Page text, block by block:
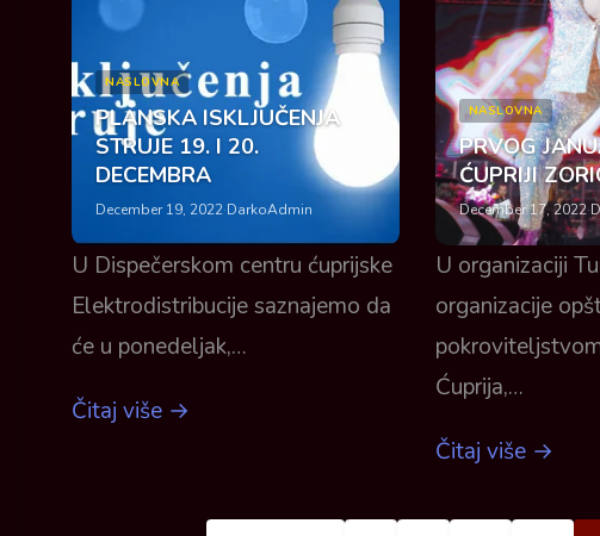
NASLOVNA
PLANSKA ISKLJUČENJA
STRUJE 19. I 20.
DECEMBRA
December 19, 2022·DarkoAdmin
U Dispečerskom centru ćuprijske
Elektrodistribucije saznajemo da
će u ponedeljak,…
Čitaj više →
NASLOVNA
PRVOG
ĆUPRIJI
December 17, 2022·
U organizaciji
organizacije
Ćuprija,…
Čitaj više →